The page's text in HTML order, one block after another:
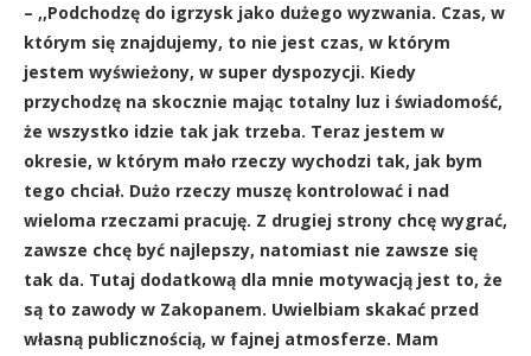
– ,,Podchodzę do igrzysk jako dużego wyzwania. Czas, w
którym się znajdujemy, to nie jest czas, w którym
jestem wyświeżony, w super dyspozycji. Kiedy
przychodzę na skocznie mając totalny luz i świadomość,
że wszystko idzie tak jak trzeba. Teraz jestem w
okresie, w którym mało rzeczy wychodzi tak, jak bym
tego chciał. Dużo rzeczy muszę kontrolować i nad
wieloma rzeczami pracuję. Z drugiej strony chcę wygrać,
zawsze chcę być najlepszy, natomiast nie zawsze się
tak da. Tutaj dodatkową dla mnie motywacją jest to, że
są to zawody w Zakopanem. Uwielbiam skakać przed
własną publicznością, w fajnej atmosferze. Mam